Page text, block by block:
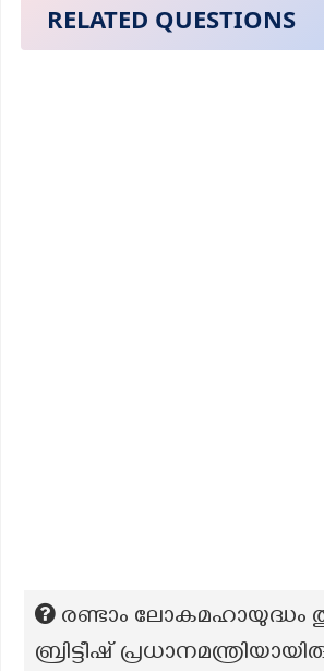
RELATED QUESTIONS
രണ്ടാം ലോകമഹായുദ്ധം
ബ്രിട്ടീഷ്